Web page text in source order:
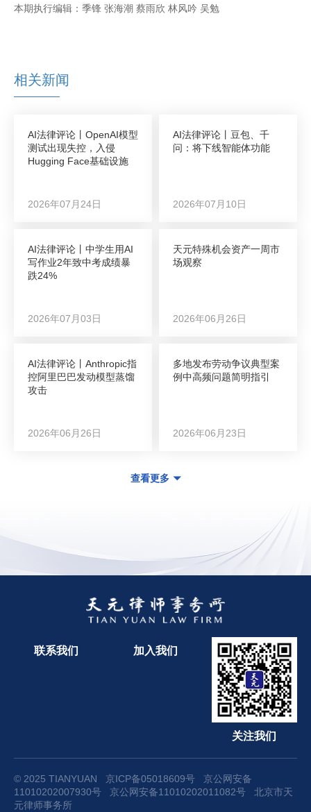
本期执行编辑：季锋 张海潮 蔡雨欣 林风吟 吴勉
相关新闻
AI法律评论丨OpenAI模型
测试出现失控，入侵
Hugging Face基础设施
2026年07月24日
AI法律评论丨豆包、千
问：将下线智能体功能
2026年07月10日
AI法律评论丨中学生用AI
写作业2年致中考成绩暴
跌24%
2026年07月03日
天元特殊机会资产一周市
场观察
2026年06月26日
AI法律评论丨Anthropic指
控阿里巴巴发动模型蒸馏
攻击
2026年06月26日
多地发布劳动争议典型案
例中高频问题简明指引
2026年06月23日
查看更多
联系我们 加入我们
关注我们
© 2025 TIANYUAN 京ICP备05018609号
京公网安备
11010202007930号
京公网安备11010202011082号 北京市天
元律师事务所